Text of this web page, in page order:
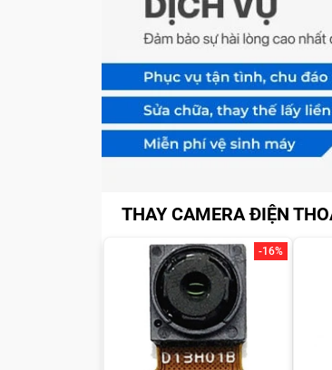
THAY CAMERA ĐIỆN
-16%